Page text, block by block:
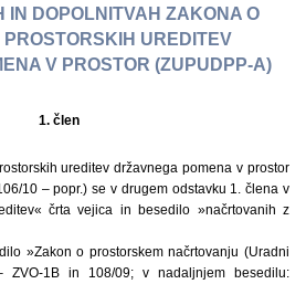
IN DOPOLNITVAH ZAKONA O
UREDITEV
V PROSTOR (ZUPUDPP-A)
1. člen
ureditev državnega pomena v prostor
10 – popr.) se v drugem odstavku 1. člena v
črta vejica in besedilo »načrtovanih z
»Zakon o prostorskem načrtovanju (Uradni
1B in 108/09; v nadaljnjem besedilu: